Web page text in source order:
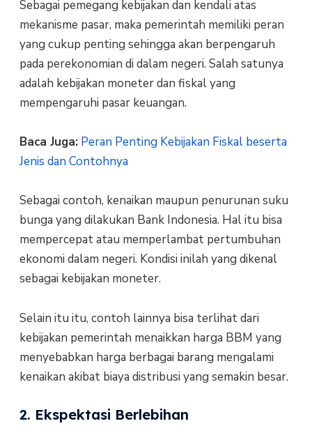
Sebagai pemegang kebijakan dan kendali atas
mekanisme pasar, maka pemerintah memiliki peran
yang cukup penting sehingga akan berpengaruh
pada perekonomian di dalam negeri. Salah satunya
adalah kebijakan moneter dan fiskal yang
mempengaruhi pasar keuangan.
Baca Juga: Peran Penting Kebijakan Fiskal beserta
Jenis dan Contohnya
Sebagai contoh, kenaikan maupun penurunan suku
bunga yang dilakukan Bank Indonesia. Hal itu bisa
mempercepat atau memperlambat pertumbuhan
ekonomi dalam negeri. Kondisi inilah yang dikenal
sebagai kebijakan moneter.
Selain itu itu, contoh lainnya bisa terlihat dari
kebijakan pemerintah menaikkan harga BBM yang
menyebabkan harga berbagai barang mengalami
kenaikan akibat biaya distribusi yang semakin besar.
2. Ekspektasi Berlebihan